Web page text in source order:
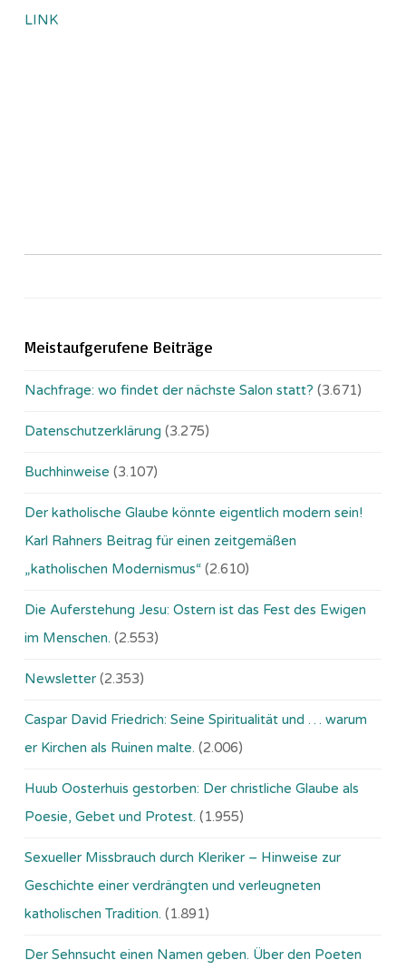
LINK
Meistaufgerufene Beiträge
Nachfrage: wo findet der nächste Salon statt? (3.671)
Datenschutzerklärung (3.275)
Buchhinweise (3.107)
Der katholische Glaube könnte eigentlich modern sein!
Karl Rahners Beitrag für einen zeitgemäßen
„katholischen Modernismus“ (2.610)
Die Auferstehung Jesu: Ostern ist das Fest des Ewigen
im Menschen. (2.553)
Newsletter (2.353)
Caspar David Friedrich: Seine Spiritualität und … warum
er Kirchen als Ruinen malte. (2.006)
Huub Oosterhuis gestorben: Der christliche Glaube als
Poesie, Gebet und Protest. (1.955)
Sexueller Missbrauch durch Kleriker – Hinweise zur
Geschichte einer verdrängten und verleugneten
katholischen Tradition. (1.891)
Der Sehnsucht einen Namen geben. Über den Poeten